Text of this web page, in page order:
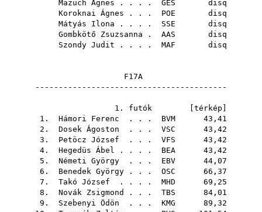
Mazuch Ágnes . . . . GES disq
Koroknai Ágnes . . . POE disq
Mátyás Ilona . . . . SSE disq
Gombkötő Zsuzsanna . AAS disq
Szondy Judit . . . . MAF disq
F17A
-----------------------------------------
1. futók [ térkép
1. Hámori Ferenc . . . BVM 43,41
2. Dosek Ágoston . . . VSC 43,42
3. Petöcz József . . . VFS 43,42
4. Hegedüs Ábel . . . . BEA 43,42
5. Németi György . . . EBV 44,07
6. Benedek György . . . OSC 66,37
7. Takó József . . . . MHD 69,25
8. Novák Zsigmond . . . TBS 84,01
9. Szebenyi Ödön . . . KMG 89,32